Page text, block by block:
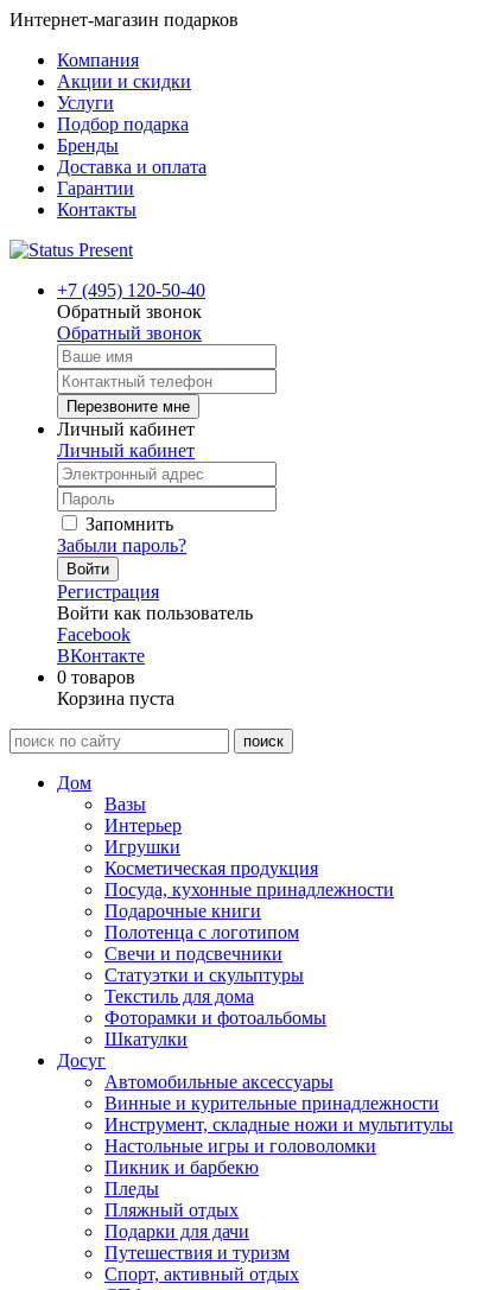
Интернет-магазин подарков
Компания
Акции и скидки
Услуги
Подбор подарка
Бренды
Доставка и оплата
Гарантии
Контакты
+7 (495) 120-50-40
Обратный звонок
Обратный звонок
Перезвоните мне
Личный кабинет
Личный кабинет
Запомнить
Забыли пароль?
Войти
Регистрация
Войти как пользователь
Facebook
ВКонтакте
0 товаров
Корзина пуста
Дом
Вазы
Интерьер
Игрушки
Косметическая продукция
Посуда, кухонные принадлежности
Подарочные книги
Полотенца с логотипом
Свечи и подсвечники
Статуэтки и скульптуры
Текстиль для дома
Фоторамки и фотоальбомы
Шкатулки
Досуг
Автомобильные аксессуары
Винные и курительные принадлежности
Инструмент, складные ножи и мультитулы
Настольные игры и головоломки
Пикник и барбекю
Пледы
Пляжный отдых
Подарки для дачи
Путешествия и туризм
Спорт, активный отдых